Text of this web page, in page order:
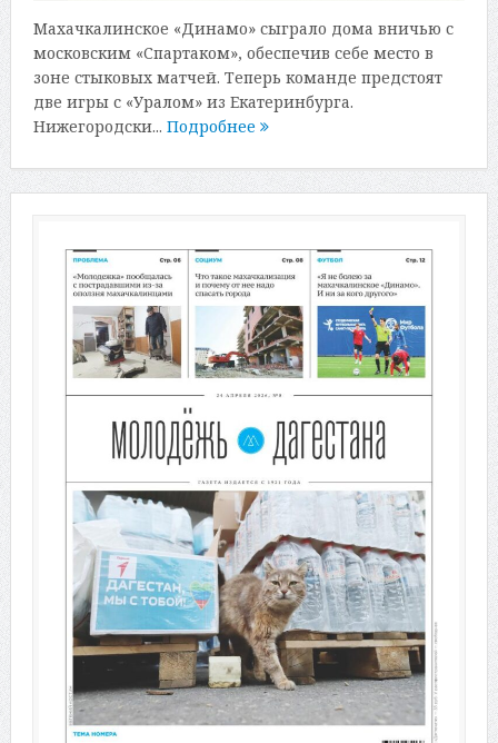
Махачкалинское «Динамо» сыграло дома вничью с
московским «Спартаком», обеспечив себе место в
зоне стыковых матчей. Теперь команде предстоят
две игры с «Уралом» из Екатеринбурга.
Нижегородски... Подробнее